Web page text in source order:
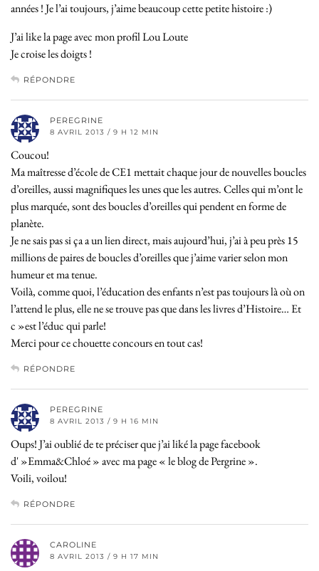
années ! Je l’ai toujours, j’aime beaucoup cette petite histoire :)
J’ai like la page avec mon profil Lou Loute
Je croise les doigts !
RÉPONDRE
PEREGRINE
8 AVRIL 2013 / 9 H 12 MIN
Coucou!
Ma maîtresse d’école de CE1 mettait chaque jour de nouvelles boucles
d’oreilles, aussi magnifiques les unes que les autres. Celles qui m’ont le
plus marquée, sont des boucles d’oreilles qui pendent en forme de
planète.
Je ne sais pas si ça a un lien direct, mais aujourd’hui, j’ai à peu près 15
millions de paires de boucles d’oreilles que j’aime varier selon mon
humeur et ma tenue.
Voilà, comme quoi, l’éducation des enfants n’est pas toujours là où on
l’attend le plus, elle ne se trouve pas que dans les livres d’Histoire… Et
c »est l’éduc qui parle!
Merci pour ce chouette concours en tout cas!
RÉPONDRE
PEREGRINE
8 AVRIL 2013 / 9 H 16 MIN
Oups! J’ai oublié de te préciser que j’ai liké la page facebook
d' »Emma&Chloé » avec ma page « le blog de Pergrine ».
Voili, voilou!
RÉPONDRE
CAROLINE
8 AVRIL 2013 / 9 H 17 MIN